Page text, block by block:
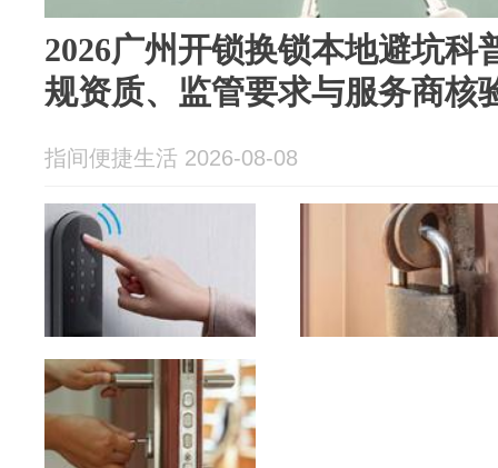
2026广州开锁换锁本地避坑科
规资质、监管要求与服务商核
指间便捷生活 2026-08-08